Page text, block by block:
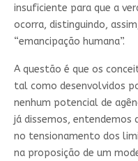
insuficiente para que a
ocorra, distinguindo,
“emancipação humana”.
A questão é que os
tal como desenvolvidos
nenhum potencial de
já dissemos, entendemos
no tensionamento dos
na proposição de um